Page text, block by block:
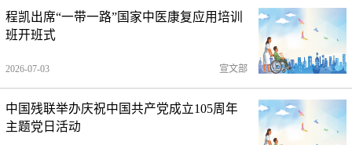
程凯出席“一带一路”国家中医康复应用培训
班开班式
2026-07-03 宣文部
中国残联举办庆祝中国共产党成立105周年
主题党日活动